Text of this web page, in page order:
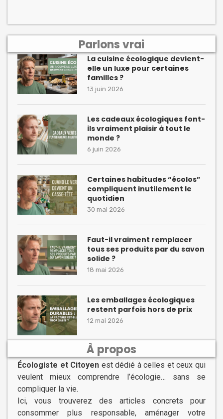
Parlons vrai
La cuisine écologique devient-
elle un luxe pour certaines
familles ?
13 juin 2026
Les cadeaux écologiques font-
ils vraiment plaisir à tout le
monde ?
6 juin 2026
Certaines habitudes “écolos”
compliquent inutilement le
quotidien
30 mai 2026
Faut-il vraiment remplacer
tous ses produits par du savon
solide ?
18 mai 2026
Les emballages écologiques
restent parfois hors de prix
12 mai 2026
À propos
Écologiste et Citoyen est dédié à celles et ceux qui
veulent mieux comprendre l’écologie… sans se
compliquer la vie.
Ici, vous trouverez des articles concrets pour
consommer plus responsable, aménager votre